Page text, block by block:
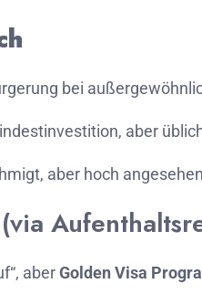
bei
aber
aber hoch angesehen
(via
aberGolden Visa